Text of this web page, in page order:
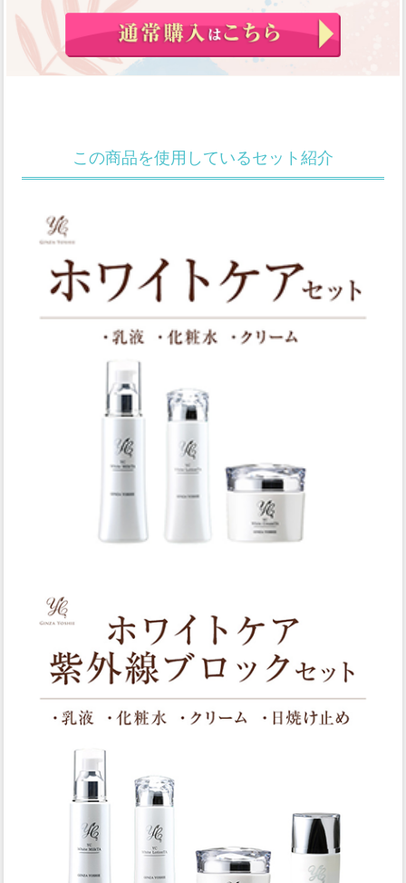
この商品を使用しているセット紹介